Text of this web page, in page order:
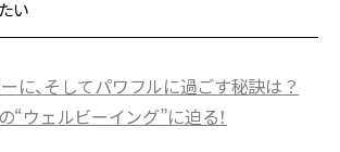
い
に、そしてパワフルに過ごす秘訣は？
“ウェルビーイング”に迫る！